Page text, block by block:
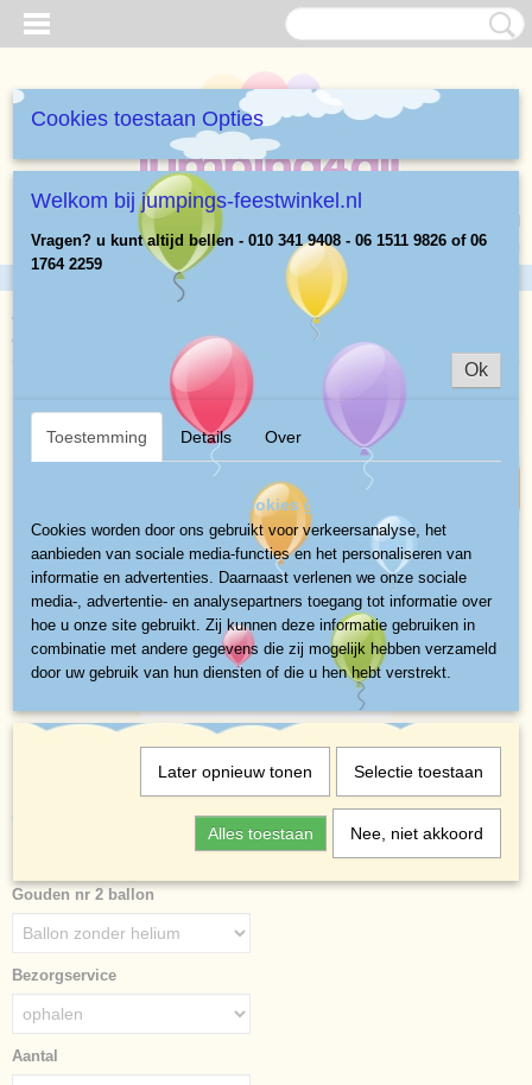
Registreren
Geen producten
(0)
Home Heliumballonnen Cijfers 86 cm>Gouden nr 2
Heliumballon
Gouden nr 2 Heliumballon
(exclusief btw 21%)
Gouden nr 2 ballon
Bezorgservice
Aantal
Cookies toestaan Opties
Welkom bij jumpings-feestwinkel.nl
Vragen? u kunt altijd bellen - 010 341 9408 - 06 1511 9826 of 06
1764 2259
Ok
Toestemming Details Over
Op deze website worden cookies gebruikt
Cookies worden door ons gebruikt voor verkeersanalyse, het
aanbieden van sociale media-functies en het personaliseren van
informatie en advertenties. Daarnaast verlenen we onze sociale
media-, advertentie- en analysepartners toegang tot informatie over
hoe u onze site gebruikt. Zij kunnen deze informatie gebruiken in
combinatie met andere gegevens die zij mogelijk hebben verzameld
door uw gebruik van hun diensten of die u hen hebt verstrekt.
Later opnieuw tonen Selectie toestaan
Alles toestaan Nee, niet akkoord